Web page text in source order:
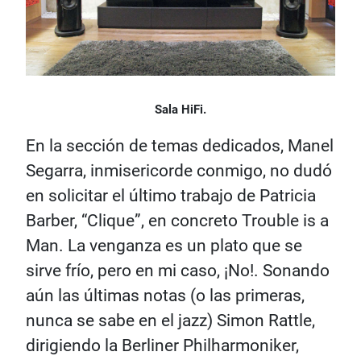
Sala HiFi.
En la sección de temas dedicados, Manel
Segarra, inmisericorde conmigo, no dudó
en solicitar el último trabajo de Patricia
Barber, “Clique”, en concreto Trouble is a
Man. La venganza es un plato que se
sirve frío, pero en mi caso, ¡No!. Sonando
aún las últimas notas (o las primeras,
nunca se sabe en el jazz) Simon Rattle,
dirigiendo la Berliner Philharmoniker,